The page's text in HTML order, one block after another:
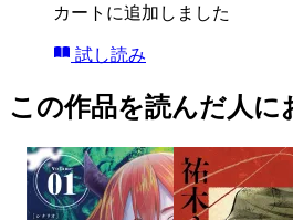
カートに追加しました
試し読み
この作品を読んだ人に